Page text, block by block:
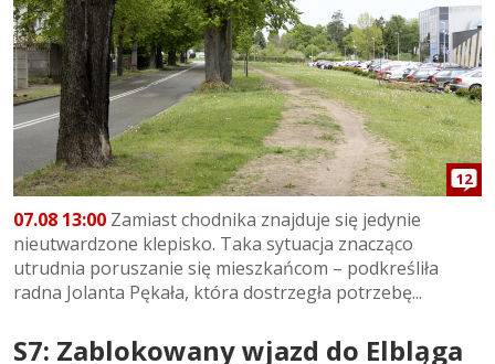
12
07.08 13:00 Zamiast chodnika znajduje się jedynie
nieutwardzone klepisko. Taka sytuacja znacząco
utrudnia poruszanie się mieszkańcom – podkreśliła
radna Jolanta Pękała, która dostrzegła potrzebę...
S7: Zablokowany wjazd do Elbląga